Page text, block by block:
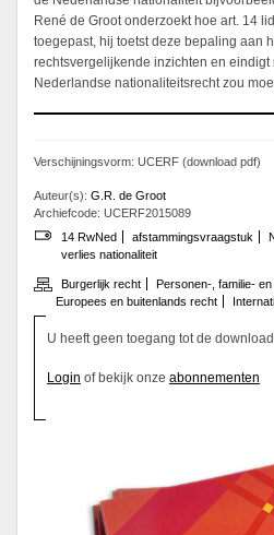
René de Groot onderzoekt hoe art. 14
toegepast, hij toetst deze bepaling aan
rechtsvergelijkende inzichten en eindigt
Nederlandse nationaliteitsrecht zou
Verschijningsvorm: UCERF (download pdf)
Auteur(s): G.R. de Groot
Archiefcode: UCERF2015089
14 RwNed
afstammingsvraagstuk
verlies nationaliteit
Burgerlijk recht Personen-, familie-
Europees en buitenlands recht
U heeft geen toegang tot de
Login of bekijk onze abonnementen